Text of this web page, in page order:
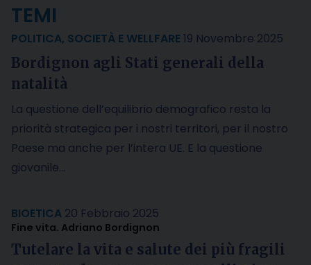
TEMI
POLITICA, SOCIETÀ E WELLFARE 19 Novembre 2025
Bordignon agli Stati generali della
natalità
La questione dell’equilibrio demografico resta la
priorità strategica per i nostri territori, per il nostro
Paese ma anche per l’intera UE. E la questione
giovanile…
BIOETICA 20 Febbraio 2025
Fine vita. Adriano Bordignon
Tutelare la vita e salute dei più fragili